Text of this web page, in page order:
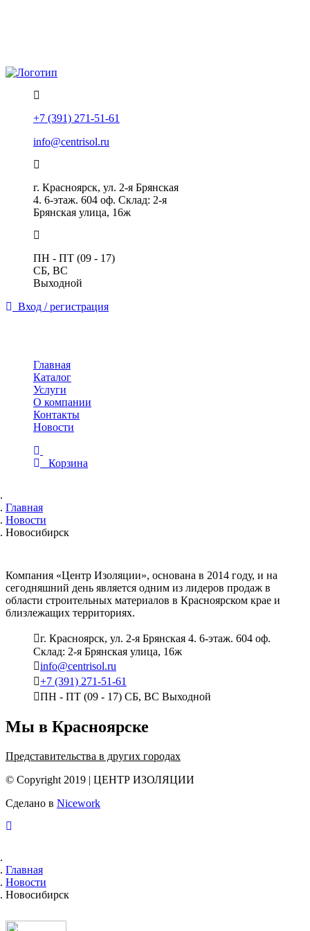
+7 (391) 271-51-61
info@centrisol.ru
г. Красноярск, ул. 2-я Брянская
4. 6-этаж. 604 оф. Склад: 2-я
Брянская улица, 16ж
ПН - ПТ (09 - 17)
СБ, ВС
Выходной
Вход / регистрация
Главная
Каталог
Услуги
О компании
Контакты
Новости
Корзина
Главная
Новости
Новосибирск
Компания «Центр Изоляции», основана в 2014 году, и на
сегодняшний день является одним из лидеров продаж в
области строительных материалов в Красноярском крае и
близлежащих территориях.
г. Красноярск, ул. 2-я Брянская 4. 6-этаж. 604 оф.
Склад: 2-я Брянская улица, 16ж
info@centrisol.ru
+7 (391) 271-51-61
ПН - ПТ (09 - 17) СБ, ВС Выходной
Мы в Красноярске
Представительства в других городах
© Copyright 2019 | ЦЕНТР ИЗОЛЯЦИИ
Сделано в Nicework
Главная
Новости
Новосибирск